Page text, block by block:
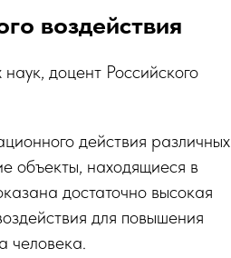
воздействия
доцент Российского
действия различных
объекты, находящиеся в
достаточно высокая
для повышения
человека.